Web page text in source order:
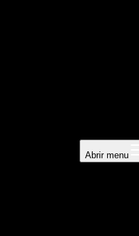
Abrir menu